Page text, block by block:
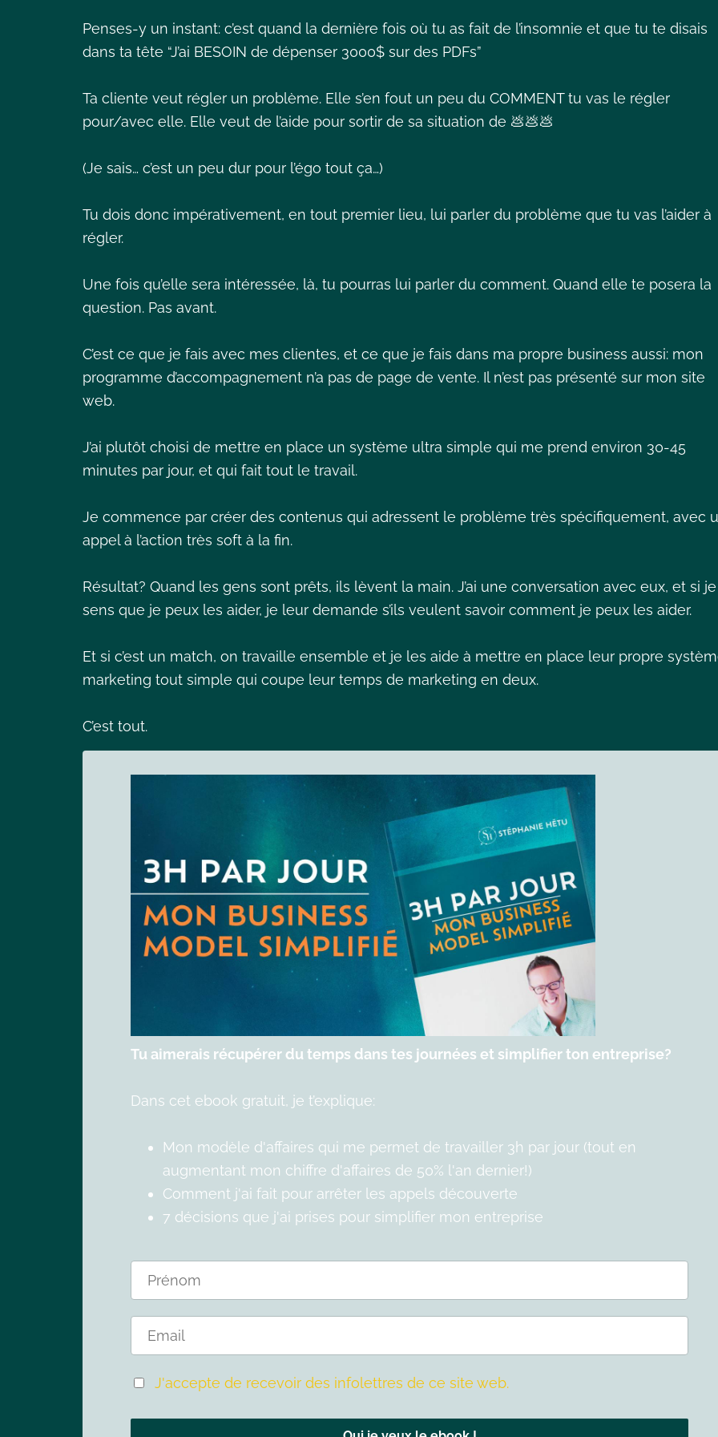
Penses-y un instant: c’est quand la dernière fois où tu as fait de l’insomnie et que tu te disais
dans ta tête “J’ai BESOIN de dépenser 3000$ sur des PDFs”
Ta cliente veut régler un problème. Elle s’en fout un peu du COMMENT tu vas le régler
pour/avec elle. Elle veut de l’aide pour sortir de sa situation de 💩💩💩
(Je sais… c’est un peu dur pour l’égo tout ça…)
Tu dois donc impérativement, en tout premier lieu, lui parler du problème que tu vas l’aider à
régler.
Une fois qu’elle sera intéressée, là, tu pourras lui parler du comment. Quand elle te posera la
question. Pas avant.
C’est ce que je fais avec mes clientes, et ce que je fais dans ma propre business aussi: mon
programme d’accompagnement n’a pas de page de vente. Il n’est pas présenté sur mon site
web.
J’ai plutôt choisi de mettre en place un système ultra simple qui me prend environ 30-45
minutes par jour, et qui fait tout le travail.
Je commence par créer des contenus qui adressent le problème très spécifiquement, avec
appel à l’action très soft à la fin.
Résultat? Quand les gens sont prêts, ils lèvent la main. J’ai une conversation avec eux, et si je
sens que je peux les aider, je leur demande s’ils veulent savoir comment je peux les aider.
Et si c’est un match, on travaille ensemble et je les aide à mettre en place leur propre
marketing tout simple qui coupe leur temps de marketing en deux.
C’est tout.
Tu aimerais récupérer du temps dans tes journées et simplifier ton entreprise?
Dans cet ebook gratuit, je t’explique:
Mon modèle d'affaires qui me permet de travailler 3h par jour (tout en
augmentant mon chiffre d'affaires de 50% l'an dernier!)
Comment j'ai fait pour arrêter les appels découverte
7 décisions que j'ai prises pour simplifier mon entreprise
J'accepte de recevoir des infolettres de ce site web.